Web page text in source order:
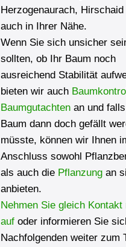
Herzogenaurach, Hirschaid
auch in Ihrer Nähe.
Wenn Sie sich unsicher
sollten, ob Ihr Baum noch
ausreichend Stabilität
bieten wir auch
Baumgutachtenan und
Baum dann doch gefällt
müsste, können wir Ihnen
Anschluss sowohl
als auch die Pflanzungan
anbieten.
Nehmen Sie gleich Kontakt
aufoder informieren Sie
Nachfolgenden weiter zum